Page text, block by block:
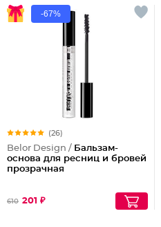
-67%
(26)
Belor Design / Бальзам-
основа для ресниц и бровей
прозрачная
610 201 ₽